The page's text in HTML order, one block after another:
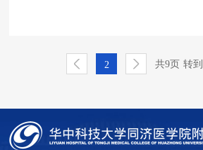
2 共9页 转到